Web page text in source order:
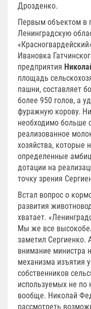
Дрозденко.
Первым объектом в
Ленинградскую
Ивановка
предприятия
площадь
пашни, составляет
более 950 голов, а
фуражную корову.
необходимо больше
реализованное
хозяйства, которые
определенные
дотации на
точку зрения
Встал вопрос о
развития
хватает.
Мы же все
заметил Сергиенко.
внимание министра
механизма изъятия
собственников
используемых не по
вообще. Николай
рассмотреть